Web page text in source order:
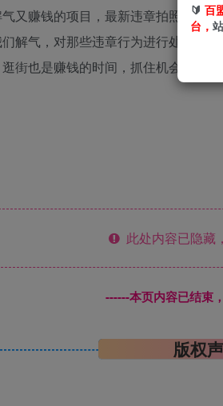
又赚钱的项目，最新违章拍照赚钱
解气，对那些违章行为进行处罚，再
街也是赚钱的时间，抓住机会，趁
此处内容已隐藏
------本页内容已结束
版权
🔰 百
台，